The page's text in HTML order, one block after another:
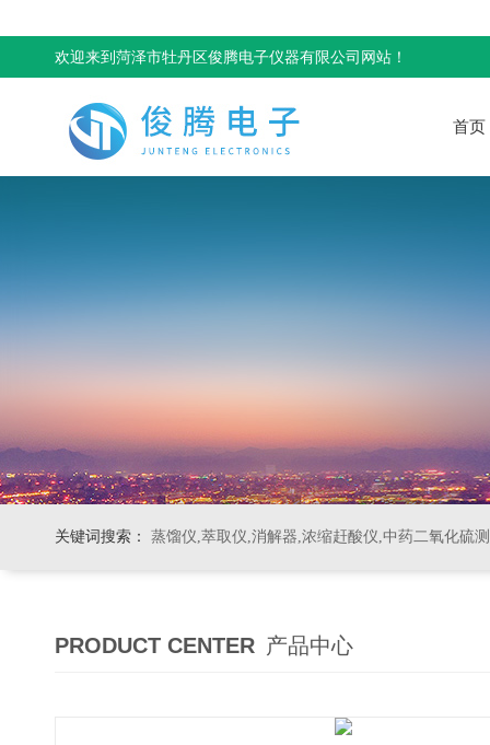
欢迎来到菏泽市牡丹区俊腾电子仪器有限公司网站！
首页
关键词搜索： 蒸馏仪,萃取仪,消解器,浓缩赶酸仪,中药二氧化硫
PRODUCT CENTER 产品中心